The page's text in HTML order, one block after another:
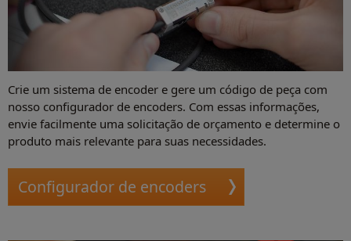
Crie um sistema de encoder e gere um código de peça com
nosso configurador de encoders. Com essas informações,
envie facilmente uma solicitação de orçamento e determine o
produto mais relevante para suas necessidades.
Configurador de encoders